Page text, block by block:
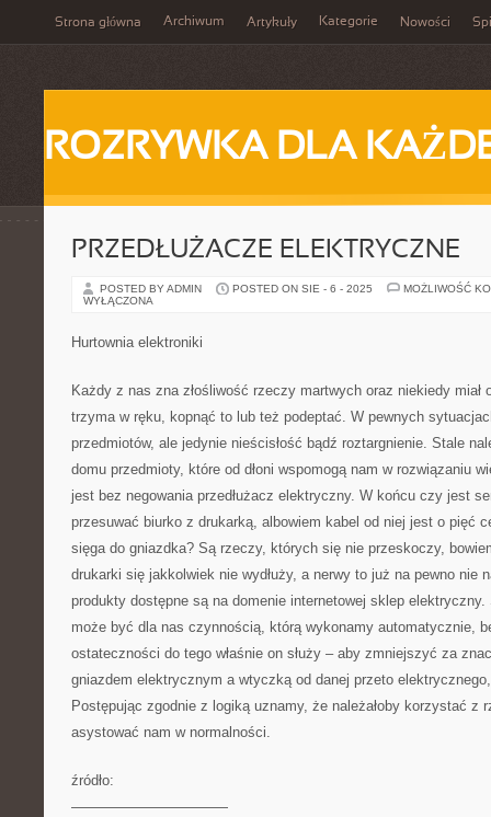
Strona główna Archiwum Artykuły Kategorie Nowości
ROZRYWKA DLA
PRZEDŁUŻACZE ELEKTRYCZNE
POSTED BY ADMIN POSTED ON SIE - 6 - 2025
MOŻLIWOŚĆ
WYŁĄCZONA
Hurtownia elektroniki
Każdy z nas zna złośliwość rzeczy martwych oraz niekiedy
trzyma w ręku, kopnąć to lub też podeptać. W pewnych
przedmiotów, ale jedynie nieścisłość bądź roztargnienie. Stale
domu przedmioty, które od dłoni wspomogą nam w rozwiązaniu
jest bez negowania przedłużacz elektryczny. W końcu czy jest
przesuwać biurko z drukarką, albowiem kabel od niej jest o pięć
sięga do gniazdka? Są rzeczy, których się nie przeskoczy,
drukarki się jakkolwiek nie wydłuży, a nerwy to już na pewno nie
produkty dostępne są na domenie internetowej sklep
może być dla nas czynnością, którą wykonamy automatycznie,
ostateczności do tego właśnie on służy – aby zmniejszyć za
gniazdem elektrycznym a wtyczką od danej przeto
Postępując zgodnie z logiką uznamy, że należałoby korzystać z
asystować nam w normalności.
źródło:
———————————